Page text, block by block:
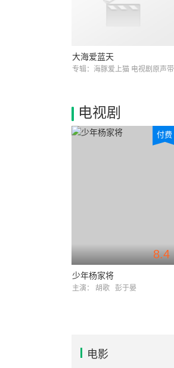
大海爱蓝天
专辑：海豚爱上猫 电视剧原声带
电视剧
8.4
付费
少年杨家将
主演： 胡歌 彭于晏
电影